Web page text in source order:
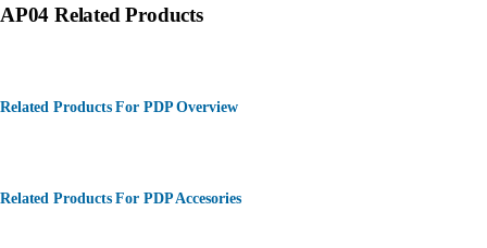
AP04 Related Products
Related Products For PDP Overview
Related Products For PDP Accesories